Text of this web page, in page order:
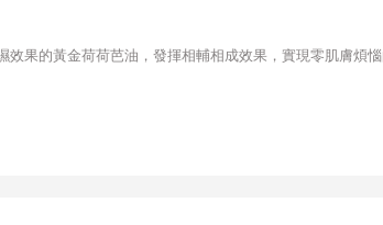
果的黃金荷荷芭油，發揮相輔相成效果，實現零肌膚煩惱